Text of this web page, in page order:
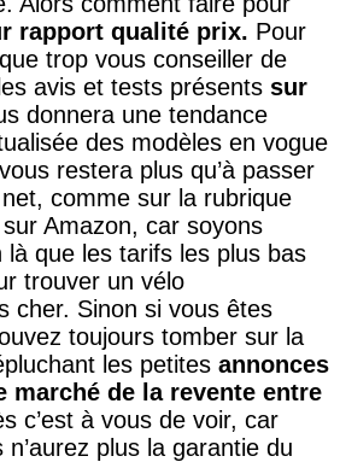
rapport qualité prix. Pour
trop vous conseiller de
avis et tests présents sur
donnera une tendance
des modèles en vogue
restera plus qu’à passer
comme sur la rubrique
Amazon, car soyons
là que les tarifs les plus bas
trouver un vélo
cher. Sinon si vous êtes
toujours tomber sur la
les petites annonces
marché de la revente entre
c’est à vous de voir, car
plus la garantie du